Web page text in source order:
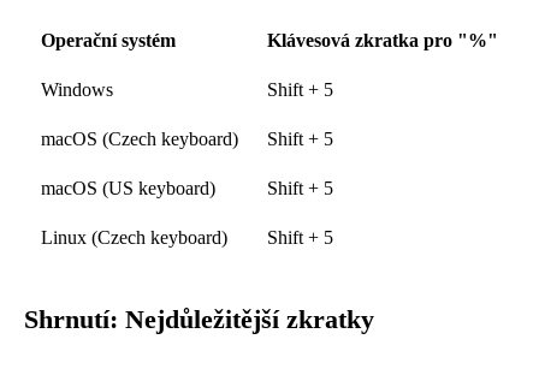
Operační systém Klávesová zkratka pro "%"
Windows Shift + 5
macOS (Czech keyboard) Shift + 5
macOS (US keyboard) Shift + 5
Linux (Czech keyboard) Shift + 5
Shrnutí: Nejdůležitější zkratky